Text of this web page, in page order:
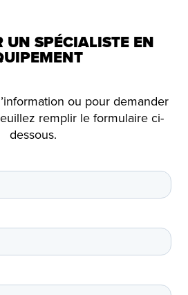
UN SPÉCIALISTE EN
ou pour demander
remplir le formulaire ci-
dessous.